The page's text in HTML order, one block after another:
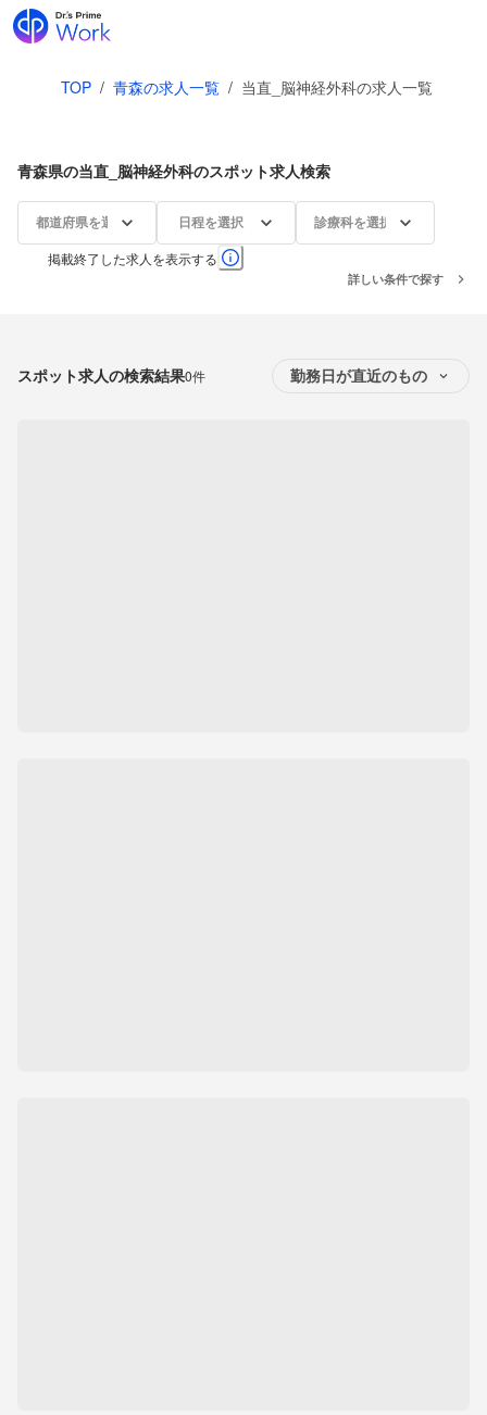
TOP / 青森の求人一覧 / 当直_脳神経外科の求人一覧
青森県の当直_脳神経外科のスポット求人検索
都道府県を選択 日程を選択 診療科を選択
掲載終了した求人を表示する
詳しい条件で探す
スポット求人の検索結果0件 勤務日が直近のもの